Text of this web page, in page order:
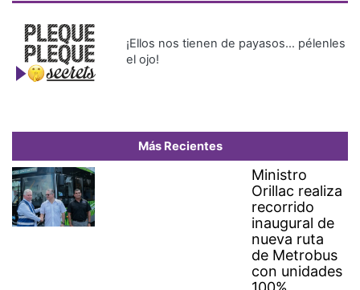
¡Ellos nos tienen de payasos… pélenles
el ojo!
Más Recientes
Ministro
Orillac realiza
recorrido
inaugural de
nueva ruta
de Metrobus
con unidades